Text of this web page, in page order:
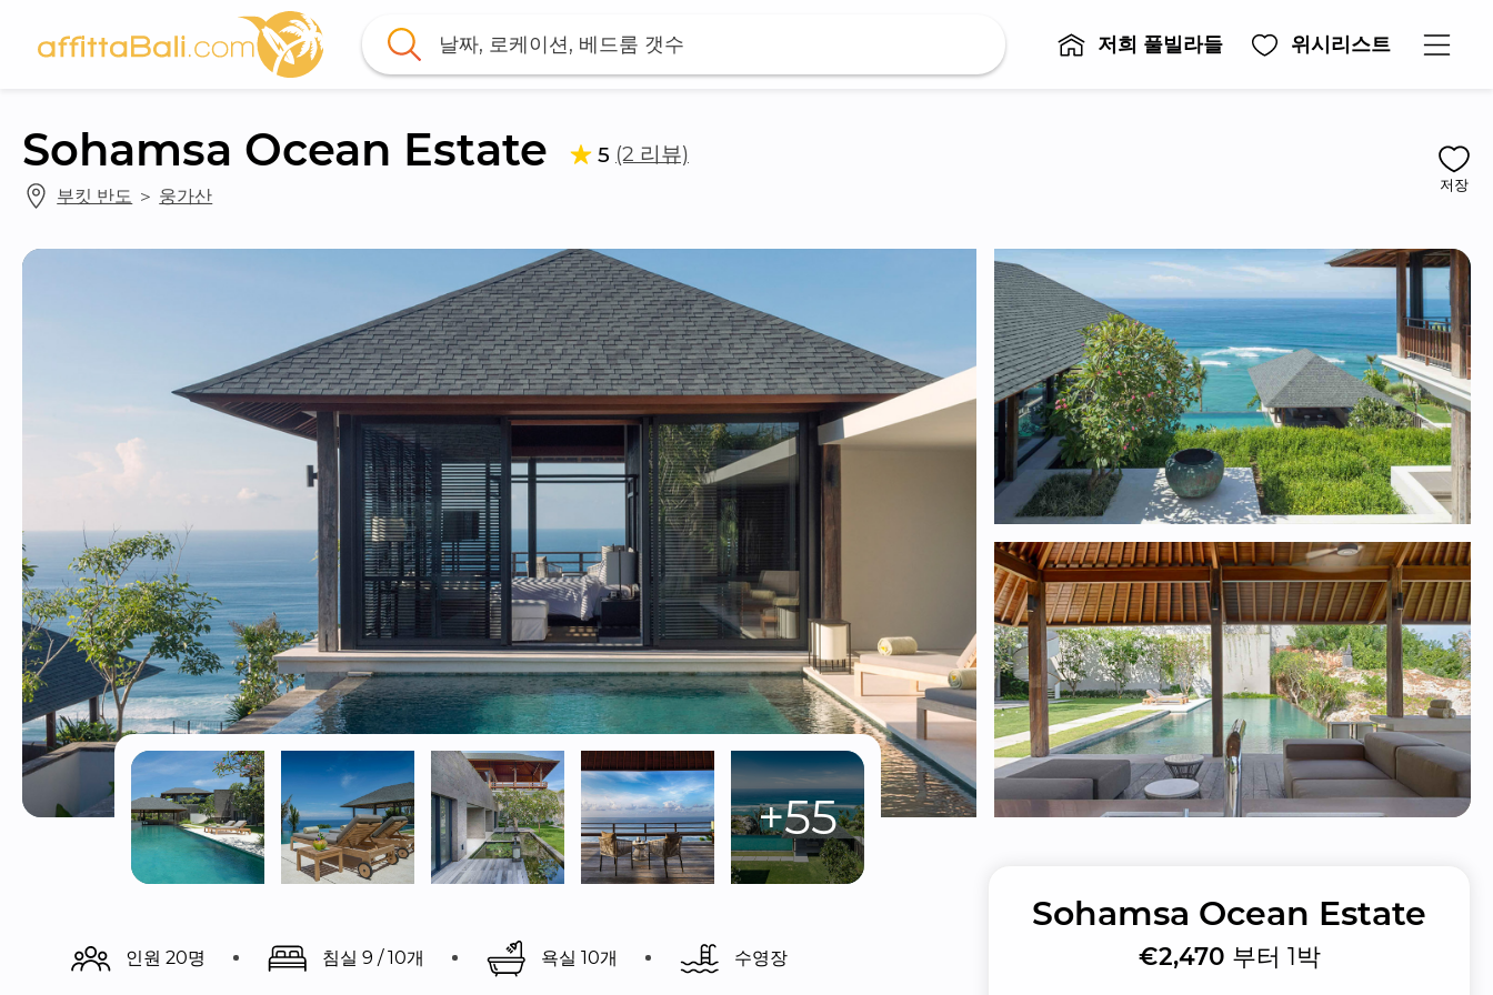
날짜, 로케이션, 베드룸 갯수 저희 풀빌라들 위시리스트
Sohamsa Ocean Estate 5 (2 리뷰)
부킷 반도 ＞ 웅가산 저장
+55
인원 20명 침실 9 / 10개 욕실 10개 수영장
Sohamsa Ocean Estate
€2,470 부터 1박